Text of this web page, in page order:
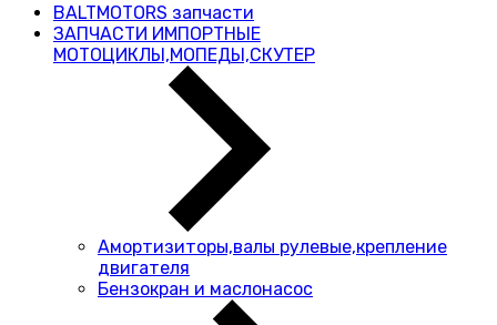
BALTMOTORS запчасти
ЗАПЧАСТИ ИМПОРТНЫЕ
МОТОЦИКЛЫ,МОПЕДЫ,СКУТЕР
Амортизиторы,валы рулевые,крепление
двигателя
Бензокран и маслонасос